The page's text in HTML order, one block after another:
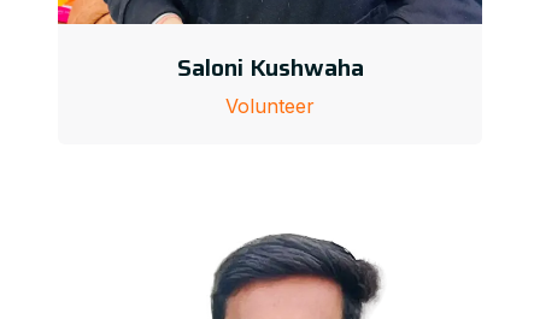
Saloni Kushwaha
Volunteer